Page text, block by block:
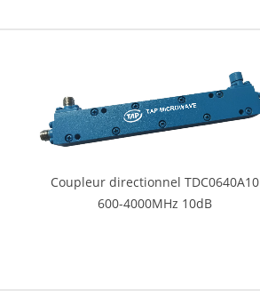
Coupleur directionnel TDC0640A10
600-4000MHz 10dB